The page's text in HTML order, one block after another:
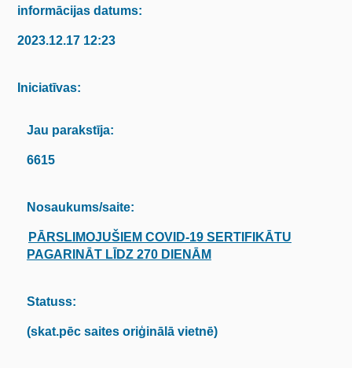
informācijas datums:
2023.12.17 12:23
Iniciatīvas:
Jau parakstīja:
6615
Nosaukums/saite:
PĀRSLIMOJUŠIEM COVID-19 SERTIFIKĀTU
PAGARINĀT LĪDZ 270 DIENĀM
Statuss:
(skat.pēc saites oriģinālā vietnē)